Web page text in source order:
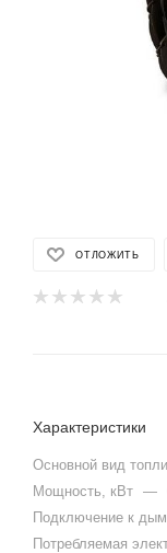
ОТЛОЖИТЬ
Характеристики
Основной вид
Мощность, кВт —
Подключение к
Потребляемая